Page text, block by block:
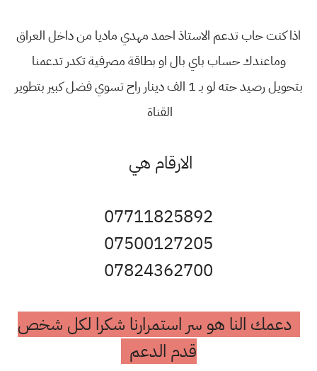
اذا كنت حاب تدعم الاستاذ احمد مهدي ماديا من داخل العراق
وماعندك حساب باي بال او بطاقة مصرفية تكدر تدعمنا
بتحويل رصيد حته لو بـ 1 الف دينار راح تسوي فضل كبير بتطوير
القناة
الارقام هي
07711825892
07500127205
07824362700
دعمك النا هو سر استمرارنا شكرا لكل شخص
قدم الدعم